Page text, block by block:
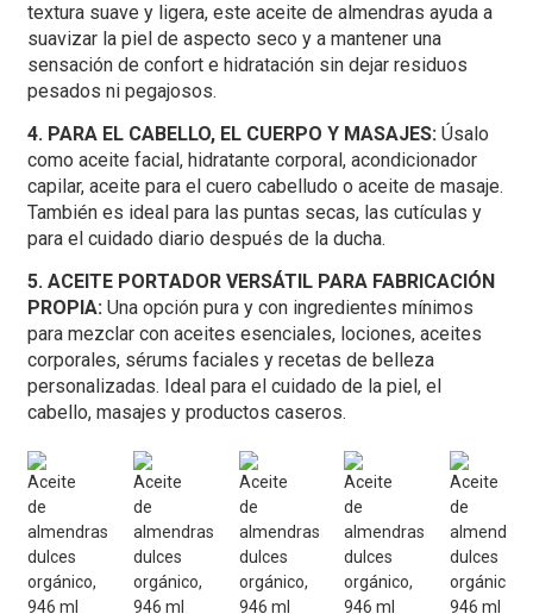
textura suave y ligera, este aceite de almendras ayuda a
suavizar la piel de aspecto seco y a mantener una
sensación de confort e hidratación sin dejar residuos
pesados ​​ni pegajosos.
4. PARA EL CABELLO, EL CUERPO Y MASAJES: Úsalo
como aceite facial, hidratante corporal, acondicionador
capilar, aceite para el cuero cabelludo o aceite de masaje.
También es ideal para las puntas secas, las cutículas y
para el cuidado diario después de la ducha.
5. ACEITE PORTADOR VERSÁTIL PARA FABRICACIÓN
PROPIA: Una opción pura y con ingredientes mínimos
para mezclar con aceites esenciales, lociones, aceites
corporales, sérums faciales y recetas de belleza
personalizadas. Ideal para el cuidado de la piel, el
cabello, masajes y productos caseros.